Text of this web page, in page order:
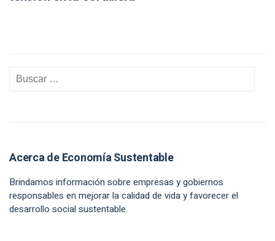
Acerca de Economía Sustentable
Brindamos información sobre empresas y gobiernos
responsables en mejorar la calidad de vida y favorecer el
desarrollo social sustentable.